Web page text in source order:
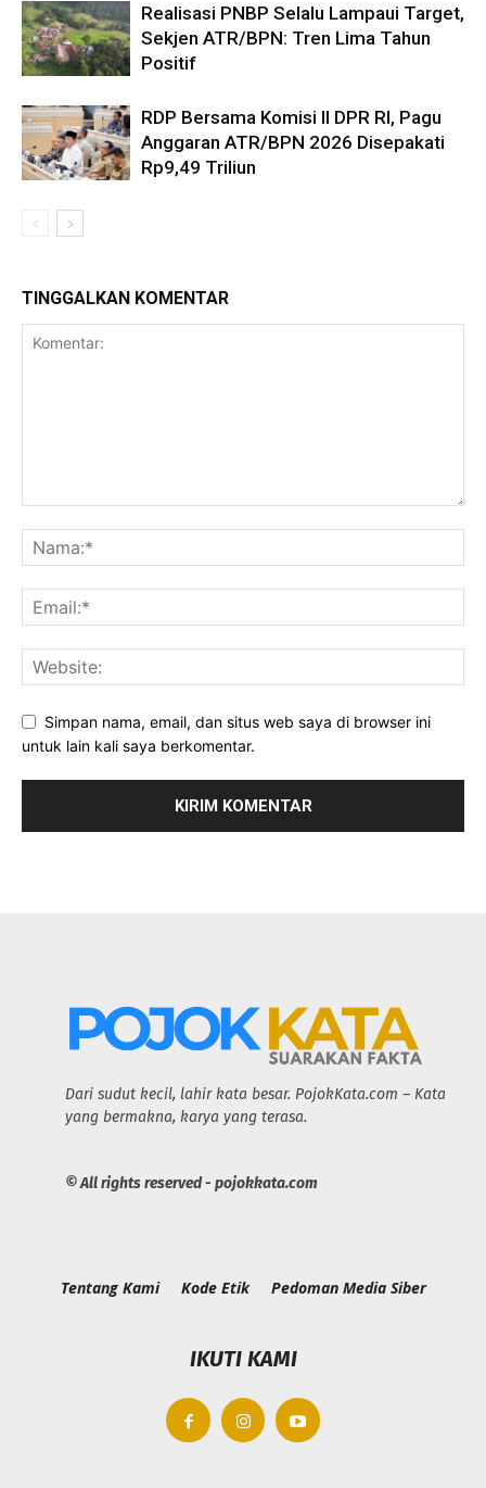
Realisasi PNBP Selalu Lampaui Target,
Sekjen ATR/BPN: Tren Lima Tahun
Positif
RDP Bersama Komisi II DPR RI, Pagu
Anggaran ATR/BPN 2026 Disepakati
Rp9,49 Triliun
TINGGALKAN KOMENTAR
Simpan nama, email, dan situs web saya di browser ini
untuk lain kali saya berkomentar.
Dari sudut kecil, lahir kata besar. PojokKata.com – Kata
yang bermakna, karya yang terasa.
© All rights reserved - pojokkata.com
Tentang Kami Kode Etik Pedoman Media Siber
IKUTI KAMI